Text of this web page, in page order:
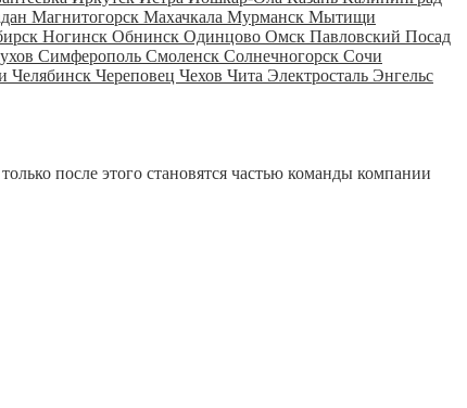
Магнитогорск Махачкала Мурманск Мытищи
Ногинск Обнинск Одинцово Омск Павловский Посад
Симферополь Смоленск Солнечногорск Сочи
Челябинск Череповец Чехов Чита Электросталь Энгельс
после этого становятся частью команды компании